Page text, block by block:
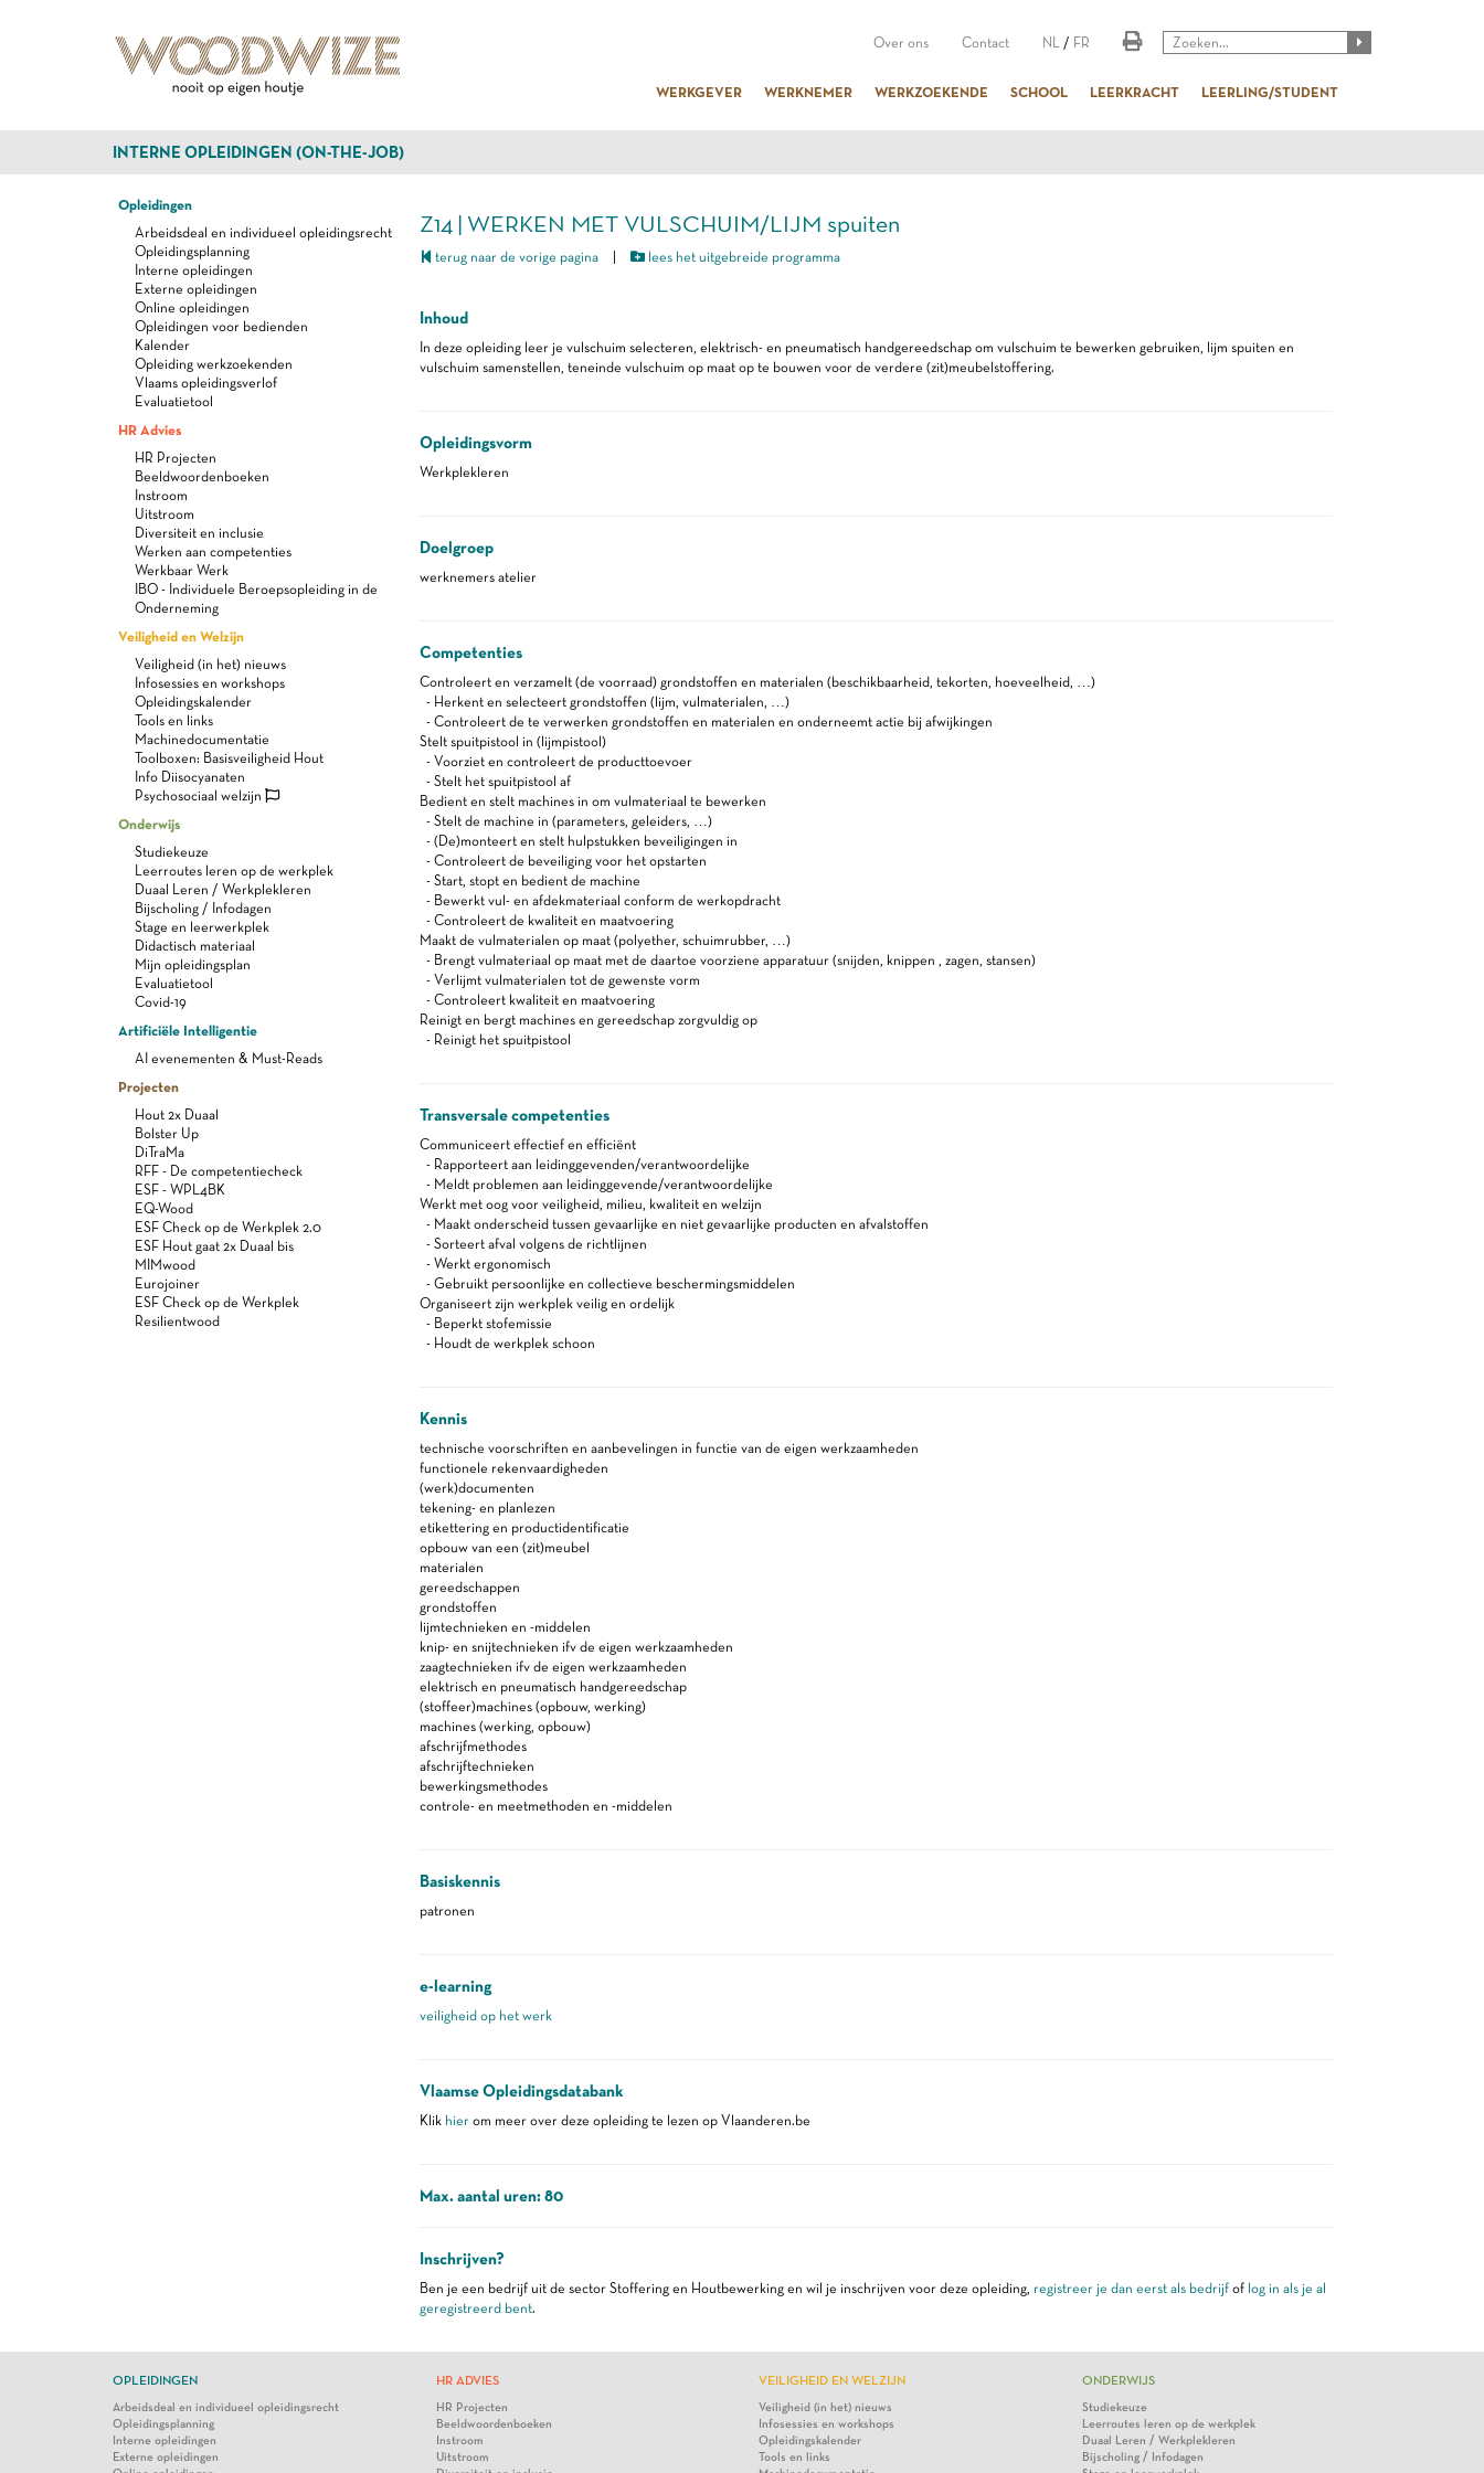
Over ons Contact NL / FR
WERKGEVER WERKNEMER WERKZOEKENDE SCHOOL LEERKRACHT LEERLING/STUDENT
INTERNE OPLEIDINGEN (ON-THE-JOB)
Opleidingen
Arbeidsdeal en individueel opleidingsrecht
Opleidingsplanning
Interne opleidingen
Externe opleidingen
Online opleidingen
Opleidingen voor bedienden
Kalender
Opleiding werkzoekenden
Vlaams opleidingsverlof
Evaluatietool
HR Advies
HR Projecten
Beeldwoordenboeken
Instroom
Uitstroom
Diversiteit en inclusie
Werken aan competenties
Werkbaar Werk
IBO - Individuele Beroepsopleiding in de
Onderneming
Veiligheid en Welzijn
Veiligheid (in het) nieuws
Infosessies en workshops
Opleidingskalender
Tools en links
Machinedocumentatie
Toolboxen: Basisveiligheid Hout
Info Diisocyanaten
Psychosociaal welzijn
Onderwijs
Studiekeuze
Leerroutes leren op de werkplek
Duaal Leren / Werkplekleren
Bijscholing / Infodagen
Stage en leerwerkplek
Didactisch materiaal
Mijn opleidingsplan
Evaluatietool
Covid-19
Artificiële Intelligentie
AI evenementen & Must-Reads
Projecten
Hout 2x Duaal
Bolster Up
DiTraMa
RFF - De competentiecheck
ESF - WPL4BK
EQ-Wood
ESF Check op de Werkplek 2.0
ESF Hout gaat 2x Duaal bis
MIMwood
Eurojoiner
ESF Check op de Werkplek
Resilientwood
Z14 | WERKEN MET VULSCHUIM/LIJM spuiten
terug naar de vorige pagina| lees het uitgebreide programma
Inhoud
In deze opleiding leer je vulschuim selecteren, elektrisch- en pneumatisch handgereedschap om vulschuim te bewerken gebruiken, lijm spuiten en
vulschuim samenstellen, teneinde vulschuim op maat op te bouwen voor de verdere (zit)meubelstoffering.
Opleidingsvorm
Werkplekleren
Doelgroep
werknemers atelier
Competenties
Controleert en verzamelt (de voorraad) grondstoffen en materialen (beschikbaarheid, tekorten, hoeveelheid, …)
- Herkent en selecteert grondstoffen (lijm, vulmaterialen, …)
- Controleert de te verwerken grondstoffen en materialen en onderneemt actie bij afwijkingen
Stelt spuitpistool in (lijmpistool)
- Voorziet en controleert de producttoevoer
- Stelt het spuitpistool af
Bedient en stelt machines in om vulmateriaal te bewerken
- Stelt de machine in (parameters, geleiders, …)
- (De)monteert en stelt hulpstukken beveiligingen in
- Controleert de beveiliging voor het opstarten
- Start, stopt en bedient de machine
- Bewerkt vul- en afdekmateriaal conform de werkopdracht
- Controleert de kwaliteit en maatvoering
Maakt de vulmaterialen op maat (polyether, schuimrubber, …)
- Brengt vulmateriaal op maat met de daartoe voorziene apparatuur (snijden, knippen , zagen, stansen)
- Verlijmt vulmaterialen tot de gewenste vorm
- Controleert kwaliteit en maatvoering
Reinigt en bergt machines en gereedschap zorgvuldig op
- Reinigt het spuitpistool
Transversale competenties
Communiceert effectief en efficiënt
- Rapporteert aan leidinggevenden/verantwoordelijke
- Meldt problemen aan leidinggevende/verantwoordelijke
Werkt met oog voor veiligheid, milieu, kwaliteit en welzijn
- Maakt onderscheid tussen gevaarlijke en niet gevaarlijke producten en afvalstoffen
- Sorteert afval volgens de richtlijnen
- Werkt ergonomisch
- Gebruikt persoonlijke en collectieve beschermingsmiddelen
Organiseert zijn werkplek veilig en ordelijk
- Beperkt stofemissie
- Houdt de werkplek schoon
Kennis
technische voorschriften en aanbevelingen in functie van de eigen werkzaamheden
functionele rekenvaardigheden
(werk)documenten
tekening- en planlezen
etikettering en productidentificatie
opbouw van een (zit)meubel
materialen
gereedschappen
grondstoffen
lijmtechnieken en -middelen
knip- en snijtechnieken ifv de eigen werkzaamheden
zaagtechnieken ifv de eigen werkzaamheden
elektrisch en pneumatisch handgereedschap
(stoffeer)machines (opbouw, werking)
machines (werking, opbouw)
afschrijfmethodes
afschrijftechnieken
bewerkingsmethodes
controle- en meetmethoden en -middelen
Basiskennis
patronen
e-learning
veiligheid op het werk
Vlaamse Opleidingsdatabank
Klik hierom meer over deze opleiding te lezen op Vlaanderen.be
Max. aantal uren: 80
Inschrijven?
Ben je een bedrijf uit de sector Stoffering en Houtbewerking en wil je inschrijven voor deze opleiding, registreer je dan eerst als bedrijfof log in als je al
geregistreerd bent.
OPLEIDINGEN
Arbeidsdeal en individueel opleidingsrecht
Opleidingsplanning
Interne opleidingen
Externe opleidingen
HR ADVIES
HR Projecten
Beeldwoordenboeken
Instroom
Uitstroom
VEILIGHEID EN WELZIJN
Veiligheid (in het) nieuws
Infosessies en workshops
Opleidingskalender
Tools en links
ONDERWIJS
Studiekeuze
Leerroutes leren op de werkplek
Duaal Leren / Werkplekleren
Bijscholing / Infodagen